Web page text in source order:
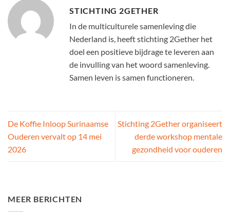
STICHTING 2GETHER
In de multiculturele samenleving die
Nederland is, heeft stichting 2Gether het
doel een positieve bijdrage te leveren aan
de invulling van het woord samenleving.
Samen leven is samen functioneren.
De Koffie Inloop Surinaamse
Ouderen vervalt op 14 mei
2026
Stichting 2Gether organiseert
derde workshop mentale
gezondheid voor ouderen
MEER BERICHTEN